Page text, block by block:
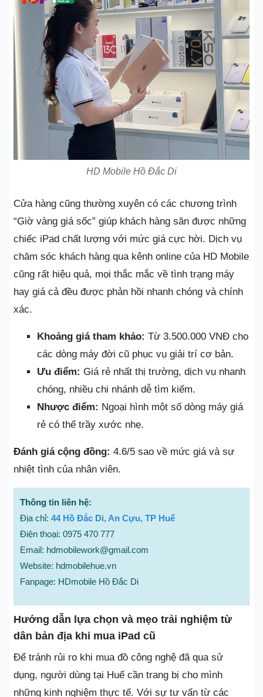
HD Mobile Hồ Đắc Di
Cửa hàng cũng thường xuyên có các chương trình
“Giờ vàng giá sốc” giúp khách hàng săn được những
chiếc iPad chất lượng với mức giá cực hời. Dịch vụ
chăm sóc khách hàng qua kênh online của HD Mobile
cũng rất hiệu quả, mọi thắc mắc về tình trạng máy
hay giá cả đều được phản hồi nhanh chóng và chính
xác.
Khoảng giá tham khảo: Từ 3.500.000 VNĐ cho
các dòng máy đời cũ phục vụ giải trí cơ bản.
Ưu điểm: Giá rẻ nhất thị trường, dịch vụ nhanh
chóng, nhiều chi nhánh dễ tìm kiếm.
Nhược điểm: Ngoại hình một số dòng máy giá
rẻ có thể trầy xước nhẹ.
Đánh giá cộng đồng: 4.6/5 sao về mức giá và sự
nhiệt tình của nhân viên.
Thông tin liên hệ:
Địa chỉ: 44 Hồ Đắc Di, An Cựu, TP Huế
Điện thoại: 0975 470 777
Email: hdmobilework@gmail.com
Website: hdmobilehue.vn
Fanpage: HDmobile Hồ Đắc Di
Hướng dẫn lựa chọn và mẹo trải nghiệm từ
dân bản địa khi mua iPad cũ
Để tránh rủi ro khi mua đồ công nghệ đã qua sử
dụng, người dùng tại Huế cần trang bị cho mình
những kinh nghiệm thực tế. Với sự tư vấn từ các